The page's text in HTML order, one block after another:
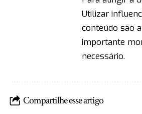
Utilizar
conteúdo são
importante
necessário.
Compartilhe esse artigo